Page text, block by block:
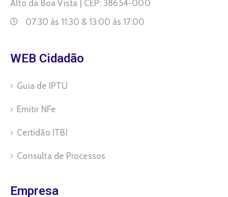
Alto da Boa Vista | CEP: 38654-000
07:30 às 11:30 & 13:00 às 17:00
WEB Cidadão
Guia de IPTU
Emitir NFe
Certidão ITBI
Consulta de Processos
Empresa